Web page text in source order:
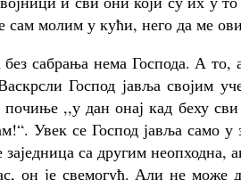
сам молим у кући, него да ме
без сабрања нема Господа. А
Господ јавља својим
,,у дан онај кад беху
Увек се Господ јавља само у
заједница са другим
он је свемогућ. Али не може